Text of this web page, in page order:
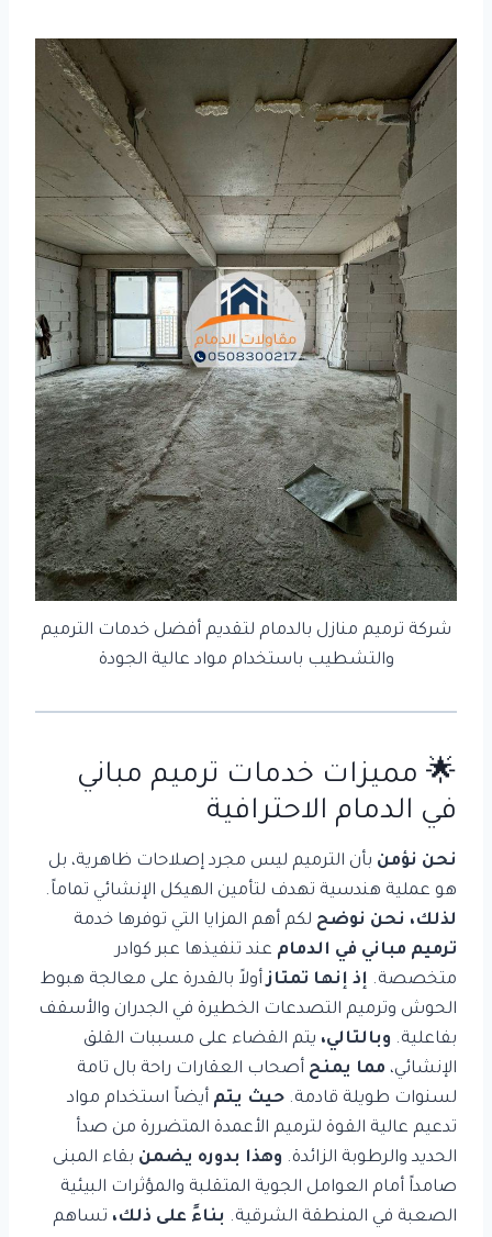
شركة ترميم منازل بالدمام لتقديم أفضل خدمات الترميم
والتشطيب باستخدام مواد عالية الجودة
🌟 مميزات خدمات ترميم مباني
في الدمام الاحترافية
نحن نؤمن بأن الترميم ليس مجرد إصلاحات ظاهرية، بل
هو عملية هندسية تهدف لتأمين الهيكل الإنشائي تماماً.
لذلك، نحن نوضح لكم أهم المزايا التي توفرها خدمة
ترميم مباني في الدمام عند تنفيذها عبر كوادر
متخصصة. إذ إنها تمتازأولاً بالقدرة على معالجة هبوط
الحوش وترميم التصدعات الخطيرة في الجدران والأسقف
بفاعلية. وبالتالي، يتم القضاء على مسببات القلق
الإنشائي، مما يمنح أصحاب العقارات راحة بال تامة
لسنوات طويلة قادمة. حيث يتم أيضاً استخدام مواد
تدعيم عالية القوة لترميم الأعمدة المتضررة من صدأ
الحديد والرطوبة الزائدة. وهذا بدوره يضمن بقاء المبنى
صامداً أمام العوامل الجوية المتقلبة والمؤثرات البيئية
الصعبة في المنطقة الشرقية. بناءً على ذلك، تساهم